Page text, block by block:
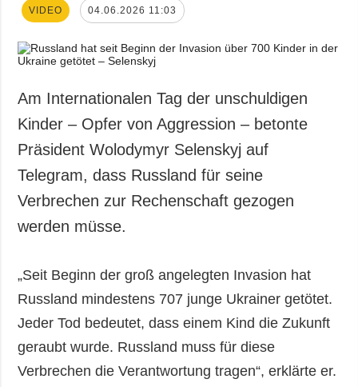
VIDEO 04.06.2026 11:03
Am Internationalen Tag der unschuldigen
Kinder – Opfer von Aggression – betonte
Präsident Wolodymyr Selenskyj auf
Telegram, dass Russland für seine
Verbrechen zur Rechenschaft gezogen
werden müsse.
„Seit Beginn der groß angelegten Invasion hat
Russland mindestens 707 junge Ukrainer getötet.
Jeder Tod bedeutet, dass einem Kind die Zukunft
geraubt wurde. Russland muss für diese
Verbrechen die Verantwortung tragen“, erklärte er.